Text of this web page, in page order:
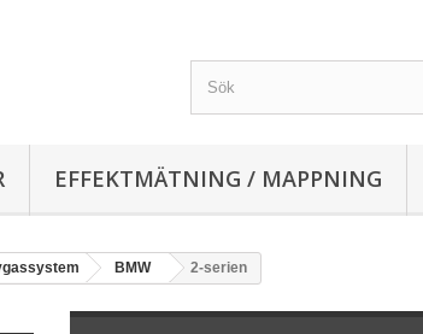
EFFEKTMÄTNING / MAPPNING
BMW 2-serien